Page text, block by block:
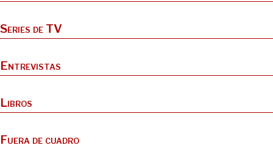
Series de TV
Entrevistas
Libros
Fuera de cuadro